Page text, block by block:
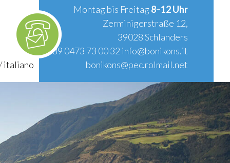
Montag bis Freitag 8–12 Uhr
Zerminigerstraße 12,
39028 Schlanders
T.+39 0473 73 00 32 info@bonikons.it
bonikons@pec.rolmail.net
italiano